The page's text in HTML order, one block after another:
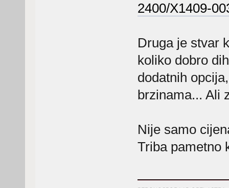
2400/X1409-
Druga je stvar
koliko dobro
dodatnih
brzinama... Ali
Nije samo
Triba pametno